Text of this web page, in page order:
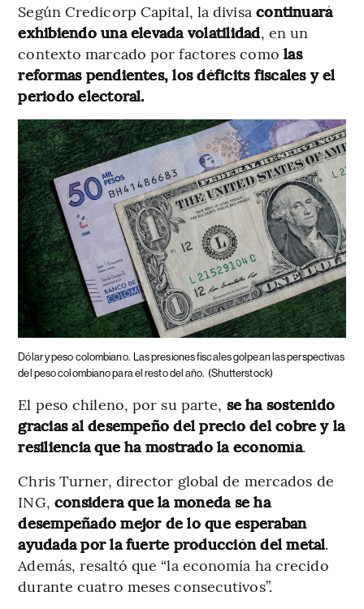
Según Credicorp Capital, la divisacontinuará
exhibiendo una elevada volatilidad, en un
contexto marcado por factores como las
reformas pendientes, los déficits fiscales y el
periodo electoral.
Dólar y peso colombiano. Las presiones fiscales golpean las perspectivas
del peso colombiano para el resto del año. (Shutterstock)
El peso chileno, por su parte, se ha sostenido
gracias al desempeño del precio del cobre y la
resiliencia que ha mostrado la economía.
Chris Turner, director global de mercados de
ING, considera que la moneda se ha
desempeñado mejor de lo que esperaban
ayudada por la fuerte producción del metal.
Además, resaltó que “la economía ha crecido
durante cuatro meses consecutivos”.